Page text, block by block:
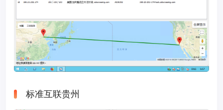
标准互联贵州